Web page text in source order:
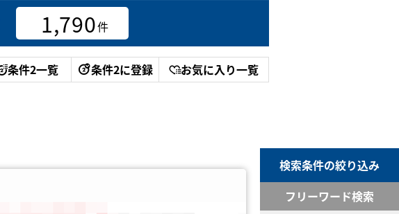
1,790件
条件2一覧 条件2に登録 お気に入り一覧
検索条件の絞り込み
フリーワード検索